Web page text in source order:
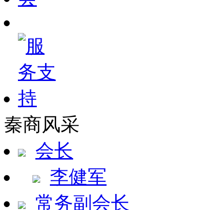
秦商风采
会长
李健军
常务副会长